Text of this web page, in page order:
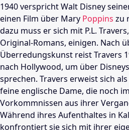
1940 versprichtWalt Disney
einen Film über Mary Poppins zu
dazu muss er sich mit P.L.
Original-Romans, einigen. Nach
Überredungskunst reist Travers
nach Hollywood, um über
sprechen. Travers erweist sich
feine englische Dame, die noch
Vorkommnissen aus ihrer
Während ihres Aufenthaltes in
konfrontiert sie sich mit ihrer